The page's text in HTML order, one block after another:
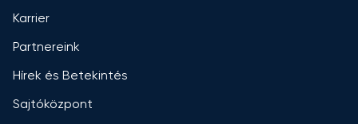
Karrier
Partnereink
Hírek és Betekintés
Sajtóközpont